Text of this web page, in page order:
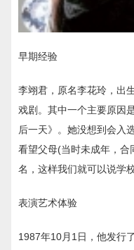
早期经验
李翊君，原名李花玲，出
戏剧。其中一个主要原因
后一天》。她没想到会入
看望父母(当时未成年，合
名，这样我们就可以说学
表演艺术体验
1987年10月1日，他发行